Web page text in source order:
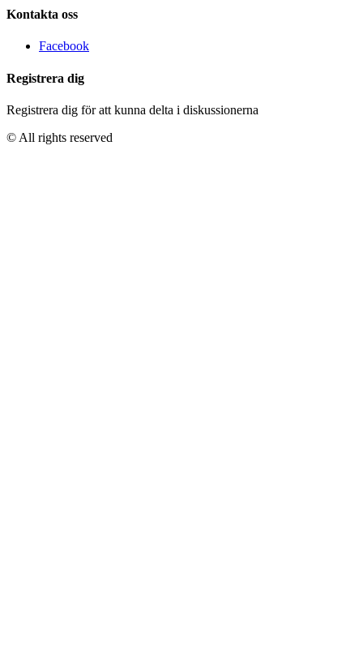
Kontakta oss
Facebook
Registrera dig
Registrera dig för att kunna delta i diskussionerna
© All rights reserved